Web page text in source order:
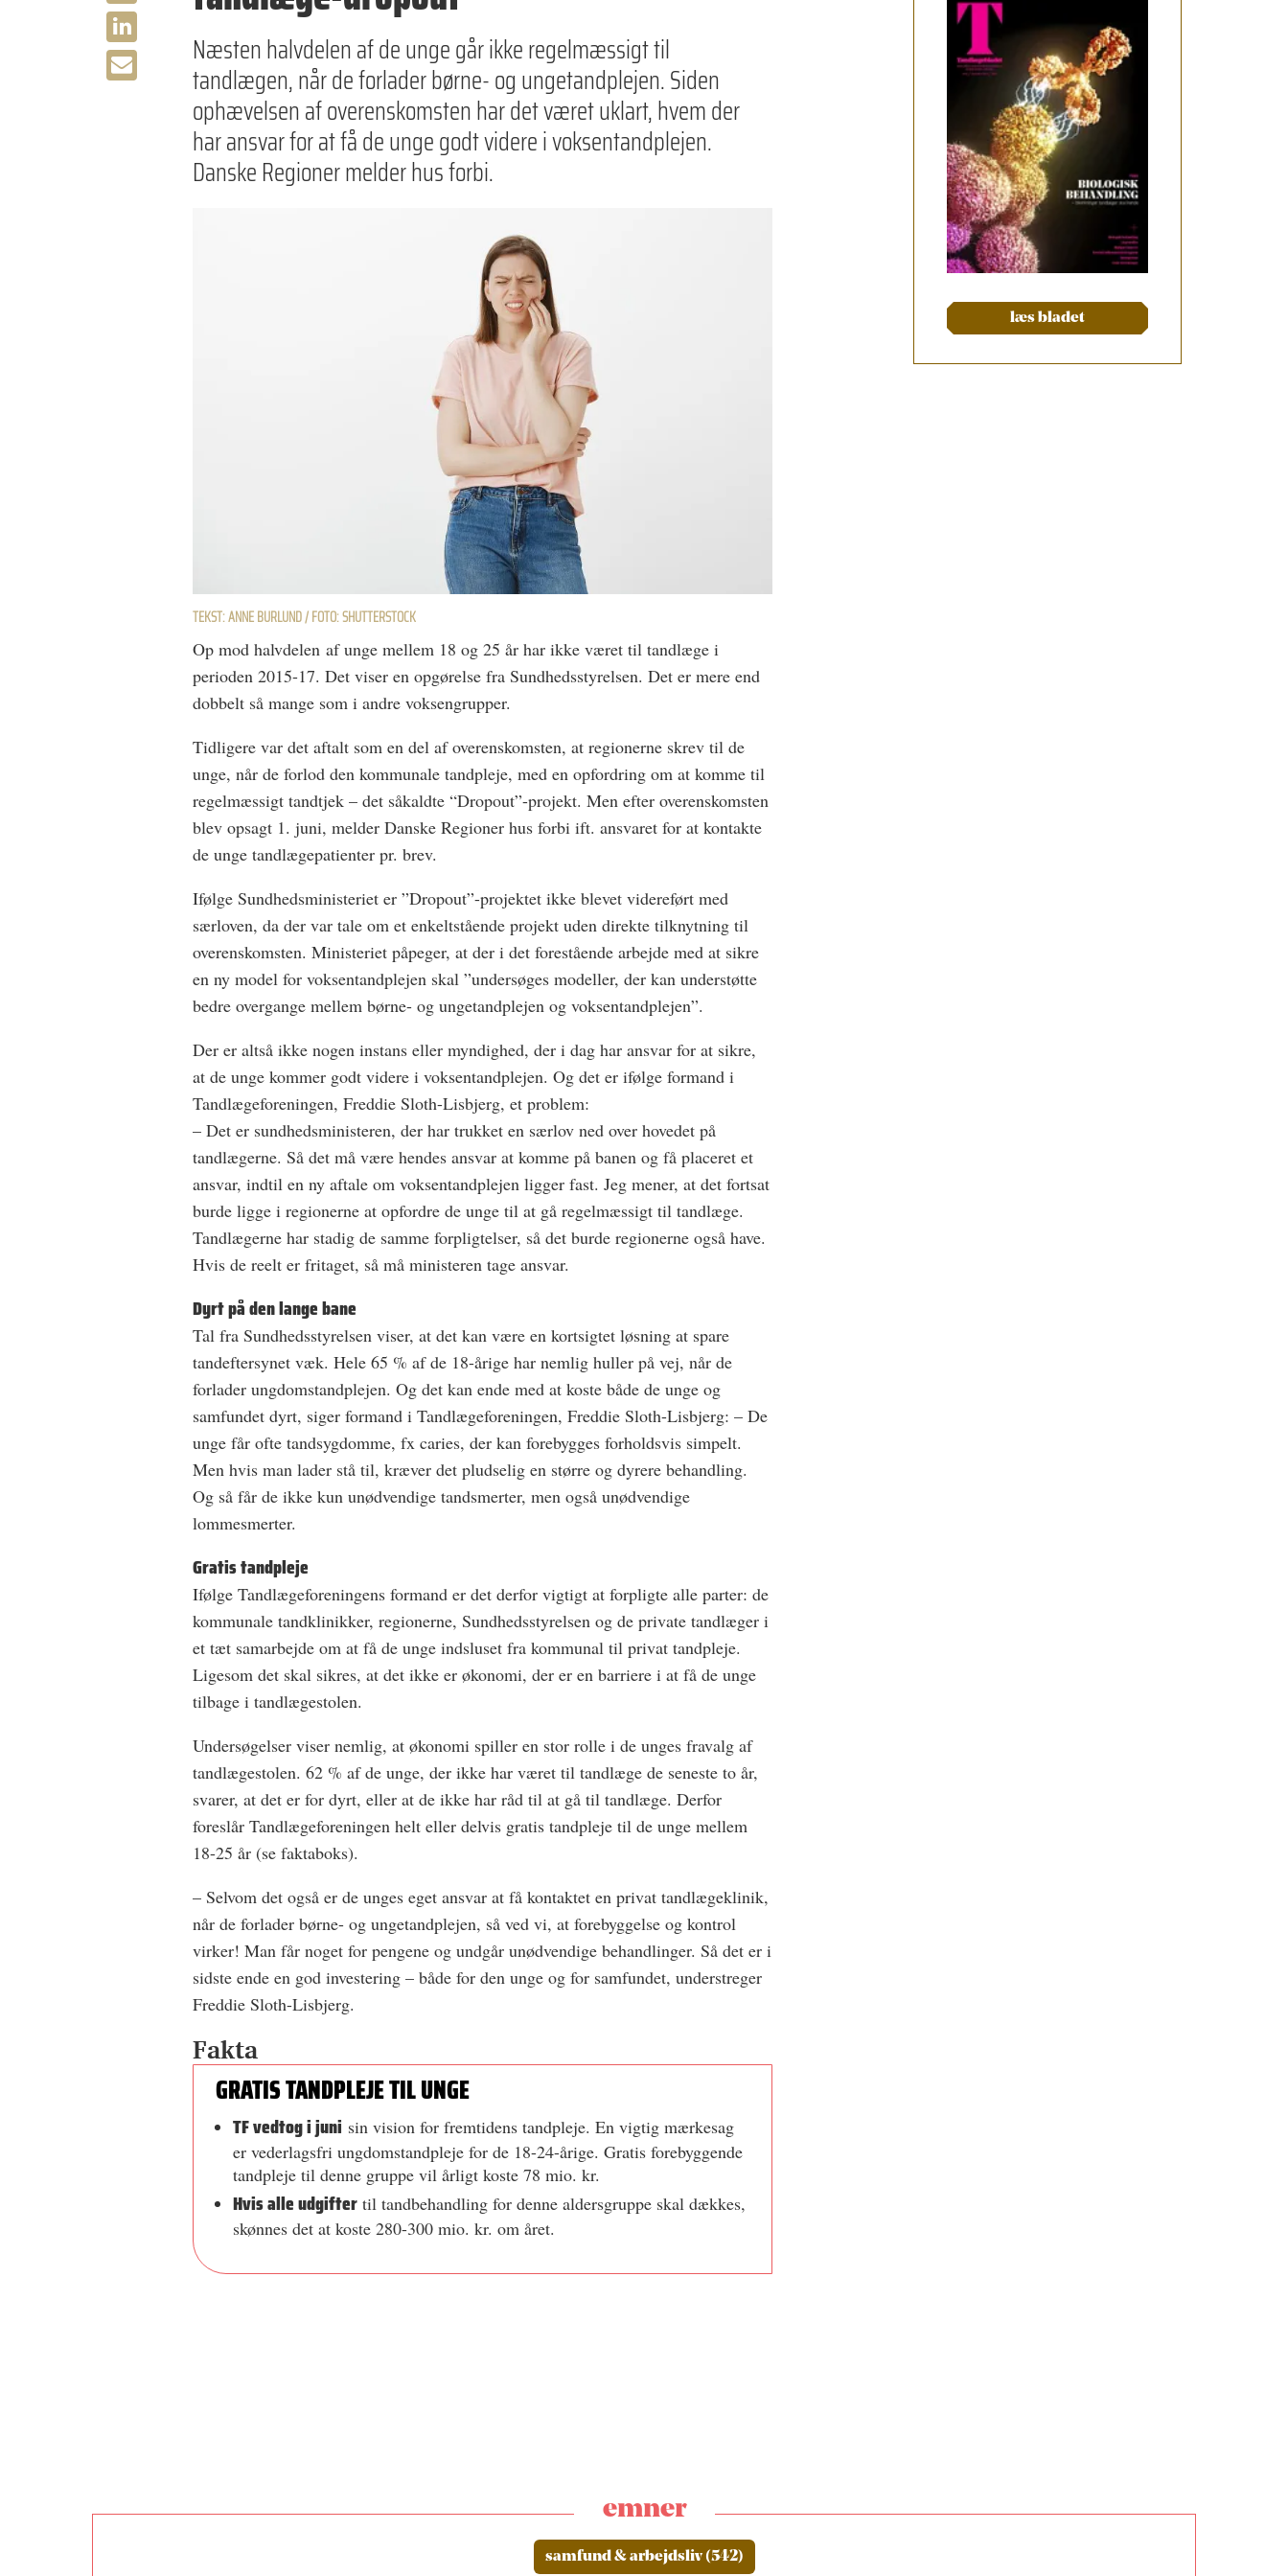
Næsten halvdelen af de unge går ikke regelmæssigt til
tandlægen, når de forlader børne- og ungetandplejen. Siden
ophævelsen af overenskomsten har det været uklart, hvem der
har ansvar for at få de unge godt videre i voksentandplejen.
Danske Regioner melder hus forbi.
TEKST: ANNE BURLUND / FOTO: SHUTTERSTOCK
Op mod halvdelen af unge mellem 18 og 25 år har ikke været til tandlæge i
perioden 2015-17. Det viser en opgørelse fra Sundhedsstyrelsen. Det er mere end
dobbelt så mange som i andre voksengrupper.
Tidligere var det aftalt som en del af overenskomsten, at regionerne skrev til de
unge, når de forlod den kommunale tandpleje, med en opfordring om at komme til
regelmæssigt tandtjek – det såkaldte “Dropout”-projekt. Men efter overenskomsten
blev opsagt 1. juni, melder Danske Regioner hus forbi ift. ansvaret for at kontakte
de unge tandlægepatienter pr. brev.
Ifølge Sundhedsministeriet er ”Dropout”-projektet ikke blevet videreført med
særloven, da der var tale om et enkeltstående projekt uden direkte tilknytning til
overenskomsten. Ministeriet påpeger, at der i det forestående arbejde med at sikre
en ny model for voksentandplejen skal ”undersøges modeller, der kan understøtte
bedre overgange mellem børne- og ungetandplejen og voksentandplejen”.
Der er altså ikke nogen instans eller myndighed, der i dag har ansvar for at sikre,
at de unge kommer godt videre i voksentandplejen. Og det er ifølge formand i
Tandlægeforeningen, Freddie Sloth-Lisbjerg, et problem:
– Det er sundhedsministeren, der har trukket en særlov ned over hovedet på
tandlægerne. Så det må være hendes ansvar at komme på banen og få placeret et
ansvar, indtil en ny aftale om voksentandplejen ligger fast. Jeg mener, at det fortsat
burde ligge i regionerne at opfordre de unge til at gå regelmæssigt til tandlæge.
Tandlægerne har stadig de samme forpligtelser, så det burde regionerne også have.
Hvis de reelt er fritaget, så må ministeren tage ansvar.
Dyrt på den lange bane
Tal fra Sundhedsstyrelsen viser, at det kan være en kortsigtet løsning at spare
tandeftersynet væk. Hele 65 % af de 18-årige har nemlig huller på vej, når de
forlader ungdomstandplejen. Og det kan ende med at koste både de unge og
samfundet dyrt, siger formand i Tandlægeforeningen, Freddie Sloth-Lisbjerg: – De
unge får ofte tandsygdomme, fx caries, der kan forebygges forholdsvis simpelt.
Men hvis man lader stå til, kræver det pludselig en større og dyrere behandling.
Og så får de ikke kun unødvendige tandsmerter, men også unødvendige
lommesmerter.
Gratis tandpleje
Ifølge Tandlægeforeningens formand er det derfor vigtigt at forpligte alle parter: de
kommunale tandklinikker, regionerne, Sundhedsstyrelsen og de private tandlæger i
et tæt samarbejde om at få de unge indsluset fra kommunal til privat tandpleje.
Ligesom det skal sikres, at det ikke er økonomi, der er en barriere i at få de unge
tilbage i tandlægestolen.
Undersøgelser viser nemlig, at økonomi spiller en stor rolle i de unges fravalg af
tandlægestolen. 62 % af de unge, der ikke har været til tandlæge de seneste to år,
svarer, at det er for dyrt, eller at de ikke har råd til at gå til tandlæge. Derfor
foreslår Tandlægeforeningen helt eller delvis gratis tandpleje til de unge mellem
18-25 år (se faktaboks).
– Selvom det også er de unges eget ansvar at få kontaktet en privat tandlægeklinik,
når de forlader børne- og ungetandplejen, så ved vi, at forebyggelse og kontrol
virker! Man får noget for pengene og undgår unødvendige behandlinger. Så det er i
sidste ende en god investering – både for den unge og for samfundet, understreger
Freddie Sloth-Lisbjerg.
Fakta
GRATIS TANDPLEJE TIL UNGE
TF vedtog i juni sin vision for fremtidens tandpleje. En vigtig mærkesag
er vederlagsfri ungdomstandpleje for de 18-24-årige. Gratis forebyggende
tandpleje til denne gruppe vil årligt koste 78 mio. kr.
Hvis alle udgifter til tandbehandling for denne aldersgruppe skal dækkes,
skønnes det at koste 280-300 mio. kr. om året.
læs bladet
emner
samfund & arbejdsliv (542)